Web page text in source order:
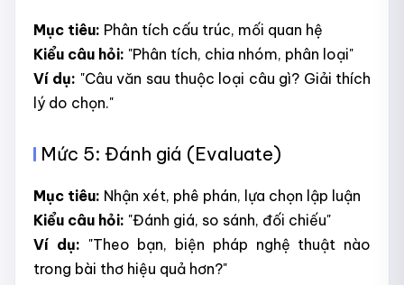
Mục tiêu: Phân tích cấu trúc, mối quan hệ
Kiểu câu hỏi: "Phân tích, chia nhóm, phân loại"
Ví dụ: "Câu văn sau thuộc loại câu gì? Giải thích
lý do chọn."
Mức 5: Đánh giá (Evaluate)
Mục tiêu: Nhận xét, phê phán, lựa chọn lập luận
Kiểu câu hỏi: "Đánh giá, so sánh, đối chiếu"
Ví dụ: "Theo bạn, biện pháp nghệ thuật nào
trong bài thơ hiệu quả hơn?"